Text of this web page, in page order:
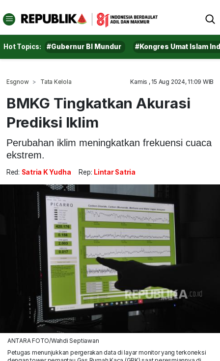
Hot Topics: #Gubernur BI Mundur #Kongres Umat Islam
Esgnow Tata Kelola Kamis , 15 Aug 2024, 11:09 WIB
BMKG Tingkatkan Akurasi
Prediksi Iklim
Perubahan iklim meningkatkan frekuensi cuaca
ekstrem.
Red: Satria K Yudha Rep: Lintar Satria
ANTARA FOTO/Wahdi Septiawan
Petugas menunjukkan pergerakan data di layar monitor yang terkoneksi